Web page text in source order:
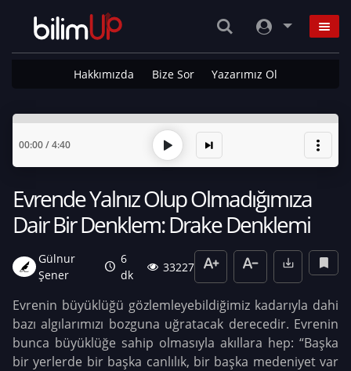
Hakkımızda Bize Sor Yazarımız Ol
00:00/4:40
Evrende Yalnız Olup Olmadığımıza
Dair Bir Denklem: Drake Denklemi
Gülnur
Şener
6
dk
33227
Evrenin büyüklüğü gözlemleyebildiğimiz kadarıyla dahi
bazı algılarımızı bozguna uğratacak derecedir. Evrenin
bunca büyüklüğe sahip olmasıyla akıllara hep: “Başka
bir yerlerde bir başka canlılık, bir başka medeniyet var